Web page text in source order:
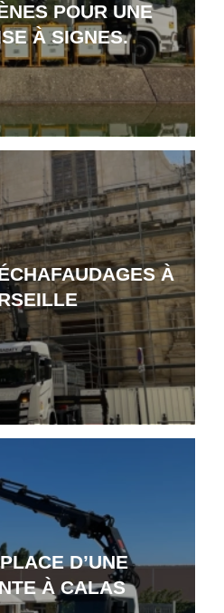
POUR UNE
À SIGNES.
À
D’UNE
À CALAS